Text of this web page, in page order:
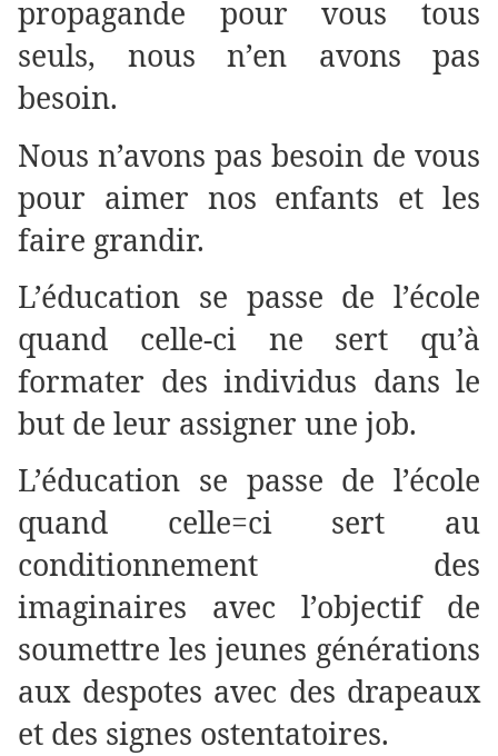
propagande pour vous tous
seuls, nous n’en avons pas
besoin.
Nous n’avons pas besoin de vous
pour aimer nos enfants et les
faire grandir.
L’éducation se passe de l’école
quand celle-ci ne sert qu’à
formater des individus dans le
but de leur assigner une job.
L’éducation se passe de l’école
quand celle=ci sert au
conditionnement des
imaginaires avec l’objectif de
soumettre les jeunes générations
aux despotes avec des drapeaux
et des signes ostentatoires.